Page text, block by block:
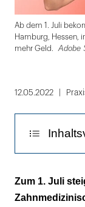
Ab dem 1. Juli
Hamburg, Hessen,
mehr Geld.
Adobe
112.05.2022
Ein
Zeiten
Zum 1. Juli